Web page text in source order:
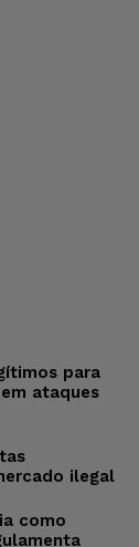
para
ataques
ilegal
como